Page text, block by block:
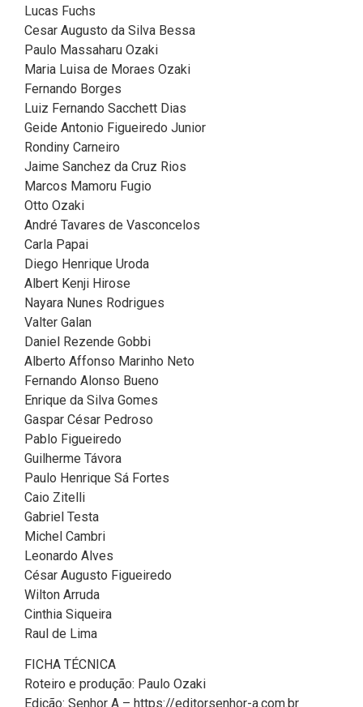
Lucas Fuchs
Cesar Augusto da Silva Bessa
Paulo Massaharu Ozaki
Maria Luisa de Moraes Ozaki
Fernando Borges
Luiz Fernando Sacchett Dias
Geide Antonio Figueiredo Junior
Rondiny Carneiro
Jaime Sanchez da Cruz Rios
Marcos Mamoru Fugio
Otto Ozaki
André Tavares de Vasconcelos
Carla Papai
Diego Henrique Uroda
Albert Kenji Hirose
Nayara Nunes Rodrigues
Valter Galan
Daniel Rezende Gobbi
Alberto Affonso Marinho Neto
Fernando Alonso Bueno
Enrique da Silva Gomes
Gaspar César Pedroso
Pablo Figueiredo
Guilherme Távora
Paulo Henrique Sá Fortes
Caio Zitelli
Gabriel Testa
Michel Cambri
Leonardo Alves
César Augusto Figueiredo
Wilton Arruda
Cinthia Siqueira
Raul de Lima
FICHA TÉCNICA
Roteiro e produção: Paulo Ozaki
Edição: Senhor A – https://editorsenhor-a.com.br